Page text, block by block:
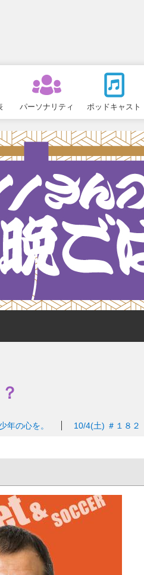
パーソナリティ ポッドキャスト
年の心を。 10/4(土) ＃１８